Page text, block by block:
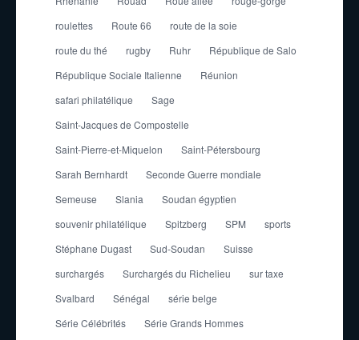
roulettes
Route 66
route de la soie
route du thé
rugby Ruhr
République de Salo
République Sociale Italienne
Réunion
safari philatélique
Sage
Saint-Jacques de Compostelle
Saint-Pierre-et-Miquelon
Saint-Pétersbourg
Sarah Bernhardt
Seconde Guerre mondiale
Semeuse
Slania
Soudan égyptien
souvenir philatélique
Spitzberg SPM
sports
Stéphane Dugast
Sud-Soudan
Suisse
surchargés
Surchargés du Richelieu
sur taxe
Svalbard
Sénégal
série belge
Série Célébrités
Série Grands Hommes